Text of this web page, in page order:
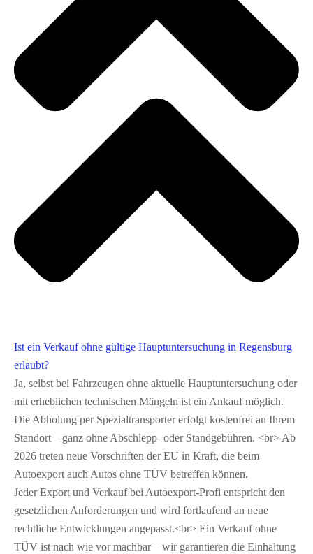
Ist ein Verkauf ohne gültige Hauptuntersuchung in Regensburg
erlaubt?
Ja, selbst bei Fahrzeugen ohne aktuelle Hauptuntersuchung oder
mit erheblichen technischen Mängeln ist ein Ankauf möglich.
Die Abholung per Spezialtransporter erfolgt kostenfrei an Ihrem
Standort – ganz ohne Abschlepp‑ oder Standgebühren. <br> Ab
2026 treten neue Vorschriften der EU in Kraft, die beim
Autoexport auch Autos ohne TÜV betreffen können.
Jeder Export und Verkauf bei Autoexport-Profi entspricht den
gesetzlichen Anforderungen und wird fortlaufend an neue
rechtliche Entwicklungen angepasst.<br> Ein Verkauf ohne
TÜV ist nach wie vor machbar – wir garantieren die Einhaltung